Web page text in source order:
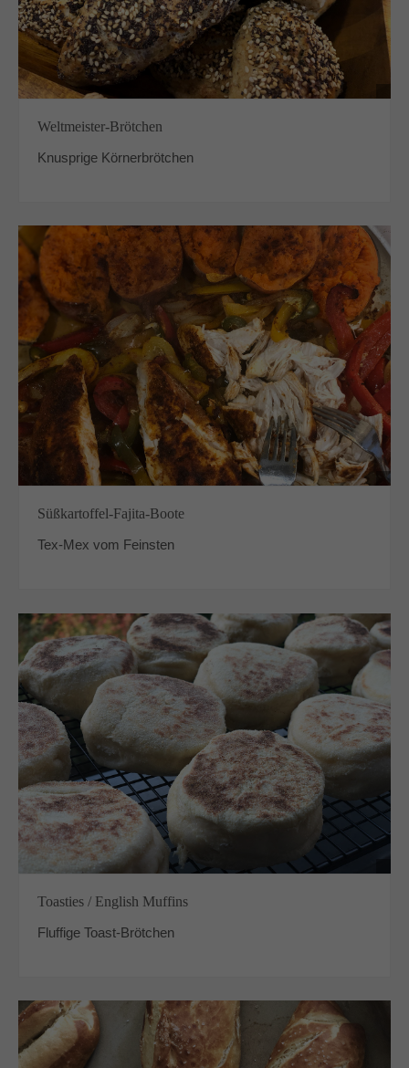
Weltmeister-Brötchen
Knusprige Körnerbrötchen
Süßkartoffel-Fajita-Boote
Tex-Mex vom Feinsten
Toasties / English Muffins
Fluffige Toast-Brötchen